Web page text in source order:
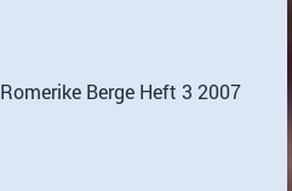
Romerike Berge Heft 3 2007